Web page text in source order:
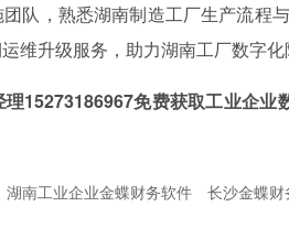
队，熟悉湖南制造工厂生产流程
维升级服务，助力湖南工厂数字化
15273186967免费获取工业企
湖南工业企业金蝶财务软件 长沙金蝶